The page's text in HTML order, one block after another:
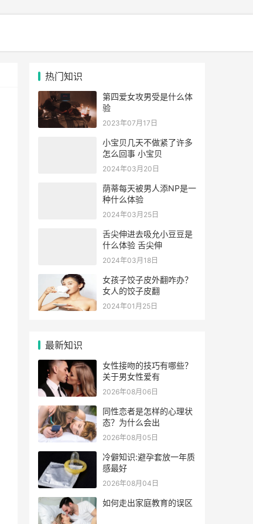
热门知识
第四爱女攻男受是什么体
验
2023年07月17日
小宝贝几天不做紧了许多
怎么回事 小宝贝
2024年03月20日
荫蒂每天被男人添NP是一
种什么体验
2024年03月25日
舌尖伸进去吸允小豆豆是
什么体验 舌尖伸
2024年03月18日
女孩子饺子皮外翻咋办？
女人的饺子皮翻
2024年01月25日
最新知识
女性接吻的技巧有哪些？
关于男女性爱有
2026年08月06日
同性恋者是怎样的心理状
态？为什么会出
2026年08月05日
冷僻知识:避孕套放一年质
感最好
2026年08月04日
如何走出家庭教育的误区